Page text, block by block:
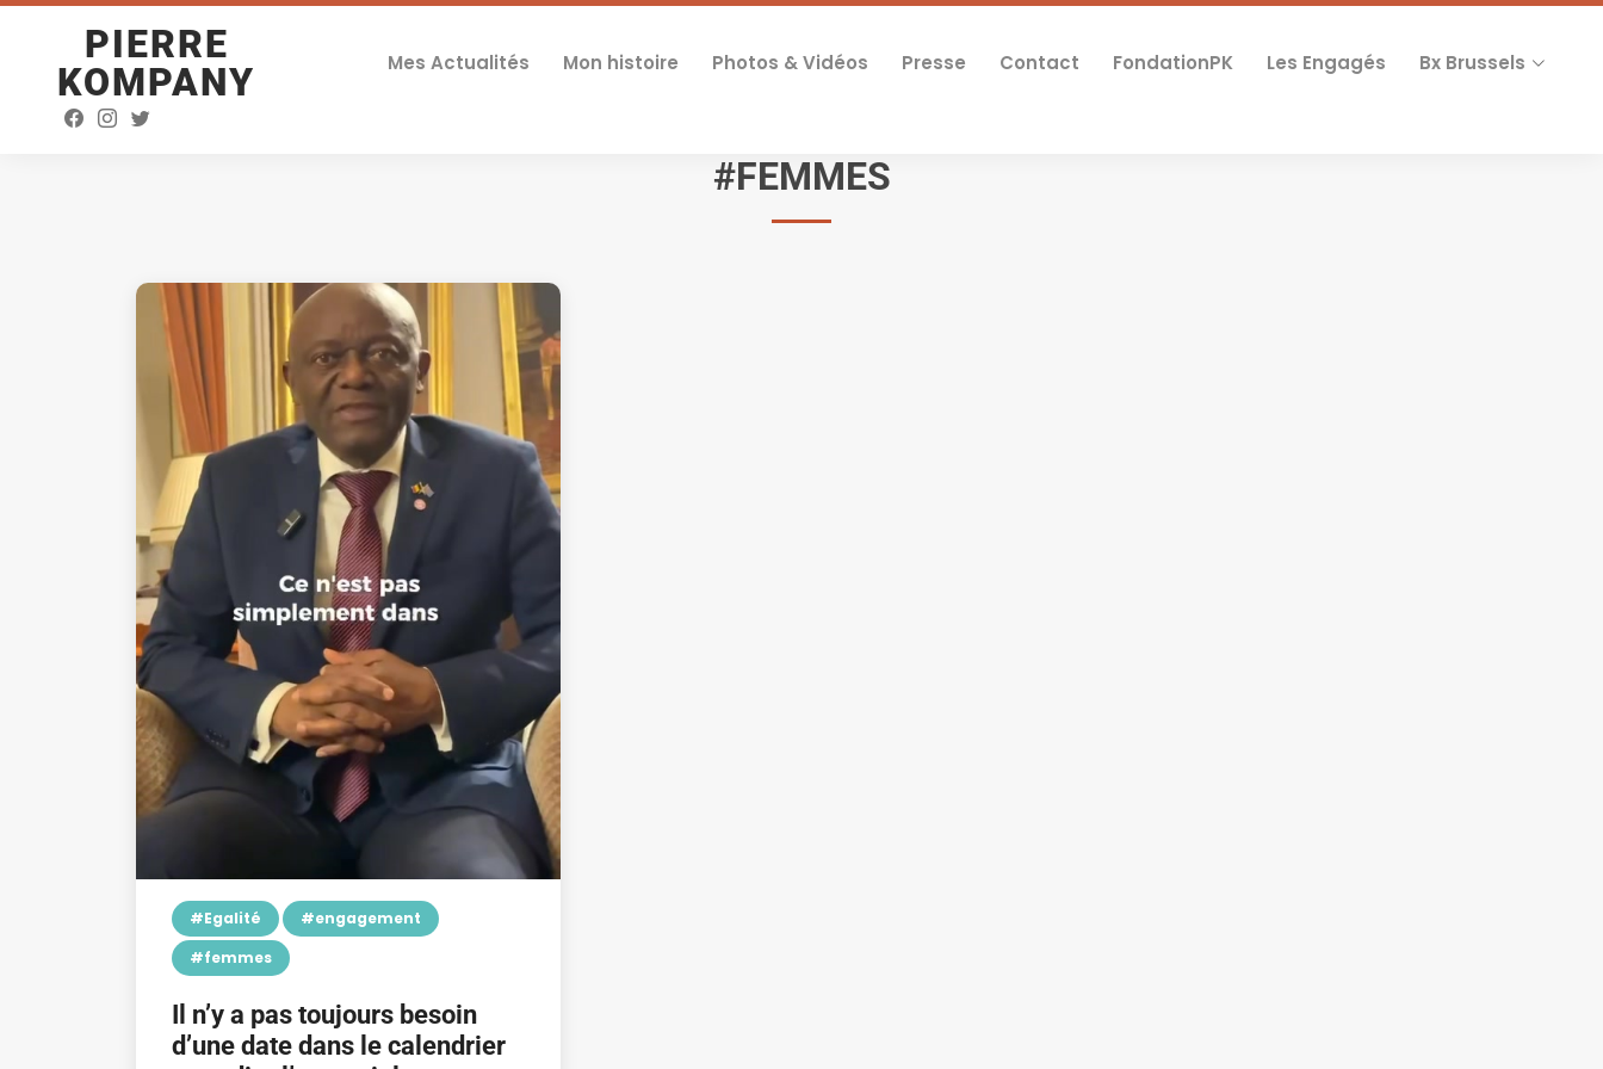
PIERRE
KOMPANY
Mes Actualités Mon histoire Photos & Vidéos Presse Contact FondationPK Les Engagés Bx Brussels
#FEMMES
#Egalité
#engagement
#femmes
Il n’y a pas toujours besoin
d’une date dans le calendrier